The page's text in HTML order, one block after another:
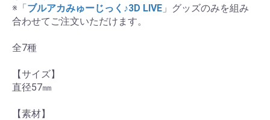
※「ブルアカみゅーじっく♪3D LIVE 」グッズのみを組み
合わせてご注文いただけます。
全7種
【サイズ】
直径57㎜
【素材】